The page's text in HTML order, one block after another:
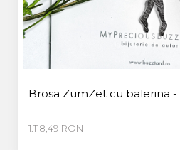
Brosa ZumZet cu balerina -
1.118,49 RON